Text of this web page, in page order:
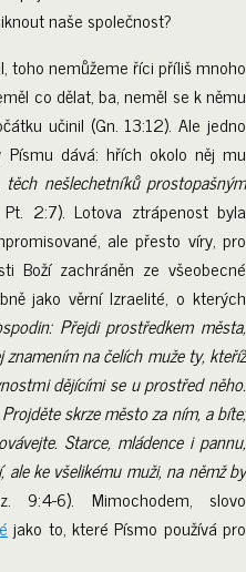
naše společnost?
toho nemůžeme říci příliš mnoho
co dělat, ba, neměl se k němu
učinil (Gn. 13:12). Ale jedno
dává: hřích okolo něj mu
nešlechetníků prostopašným
2:7). Lotova ztrápenost byla
ale přesto víry, pro
Boží zachráněn ze všeobecné
jako věrní Izraelité, o kterých
Přejdi prostředkem města,
na čelích muže ty, kteříž
dějícími se u prostřed něho.
skrze město za ním, a bíte;
Starce, mládence i pannu,
ke všelikému muži, na němž by
9:4-6). Mimochodem, slovo
jako to, které Písmo používá pro